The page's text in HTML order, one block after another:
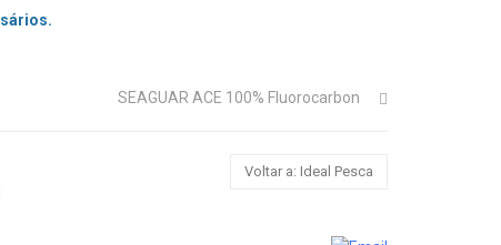
SEAGUAR ACE 100% Fluorocarbon
Voltar a: Ideal Pesca